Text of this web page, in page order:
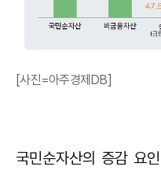
[사진=아주경제DB]
국민순자산의 증감 요